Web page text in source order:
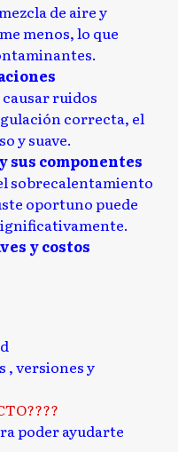
de aire y
menos, lo que
ruidos
correcta, el
y suave.
sus componentes
sobrecalentamiento
oportuno puede
y costos
, versiones y
poder ayudarte